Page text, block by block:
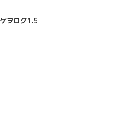
ゲヲログ1.5